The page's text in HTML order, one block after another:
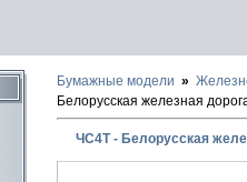
Бумажные модели
Белорусская железная
ЧС4Т - Белорусская